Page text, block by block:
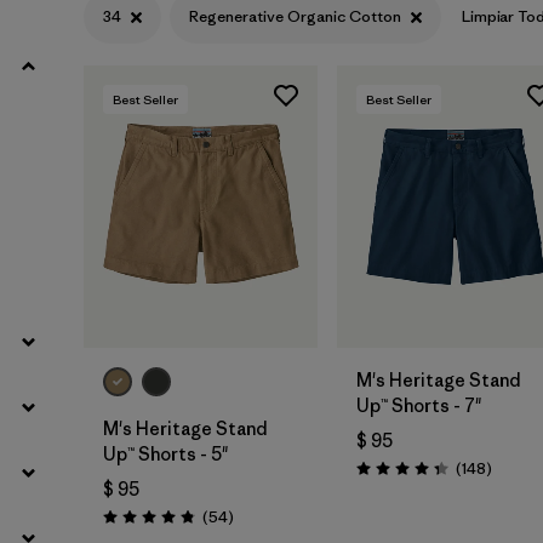
Filtrar por
Materials & Fabric
Product Family
Filtrar por
34 Regenerative Organic Cotton Limpiar
Best Seller
M's Heritage Stand
Up™ Shorts - 5"
$ 95
Valoración: 4.8 / 5
(54Comentarios
)
Best Seller
M's Heritage Stand
Up™ Shorts - 7"
$ 95
Valoración: 4.4 / 5
(148)